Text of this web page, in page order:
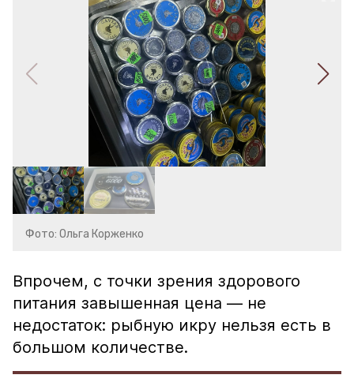
Фото: Ольга Корженко
Впрочем, с точки зрения здорового
питания завышенная цена — не
недостаток: рыбную икру нельзя есть в
большом количестве.